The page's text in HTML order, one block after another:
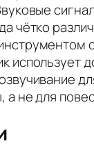
чётко
использует
не для